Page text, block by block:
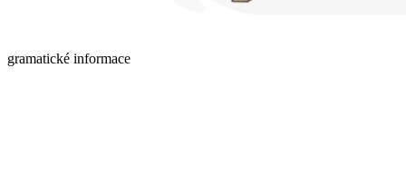
gramatické informace